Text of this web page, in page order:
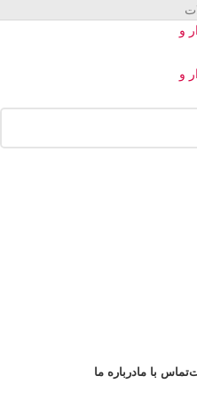
تماس با مادرباره ما